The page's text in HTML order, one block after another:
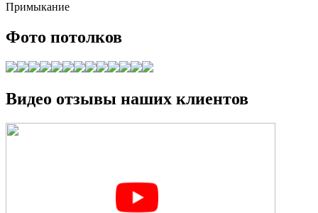
Примыкание
Фото потолков
Видео отзывы наших клиентов